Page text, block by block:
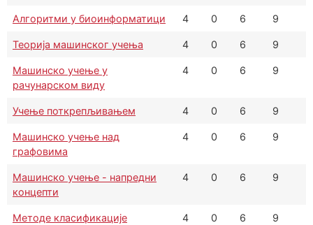
Алгоритми у биоинформатици 4 0 6 9
Теорија машинског учења 4 0 6 9
Машинско учење у
рачунарском виду
4 0 6 9
Учење поткрепљивањем 4 0 6 9
Машинско учење над
графовима
4 0 6 9
Машинско учење - напредни
концепти
4 0 6 9
Методе класификације
4 0 6 9